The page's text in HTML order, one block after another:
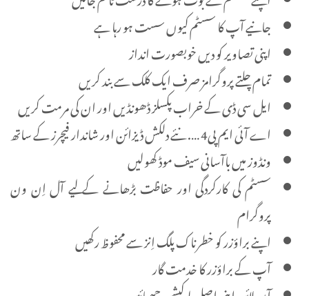
جانیے آپ کا سسٹم کیوں سست ہو رہا ہے
اپنی تصاویر کو دیں خوبصورت انداز
تمام چلتے پروگرامز صرف ایک کلک سے بند کریں
ایل سی ڈی کے خراب پکسلز ڈھونڈیں اور ان کی مرمت کریں
اے آئی ایم پی4 …. نئے دلکش ڈیزائن اور شاندار فیچرز کے ساتھ
ونڈوز میں باآسانی سیف موڈ کھولیں
سسٹم کی کارکردگی اور حفاظت بڑھانے کے لیے آل اِن ون
پروگرام
اپنے براؤزر کو خطرناک پلگ اِنز سے محفوظ رکھیں
آپ کے براؤزر کا خدمت گار